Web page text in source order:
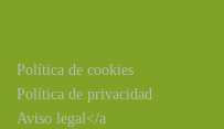
Política de cookies
Política de privacidad
Aviso legal</a